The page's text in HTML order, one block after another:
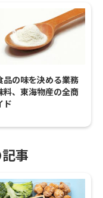
品の味を決める業務
料、東海物産の全商
ド
事